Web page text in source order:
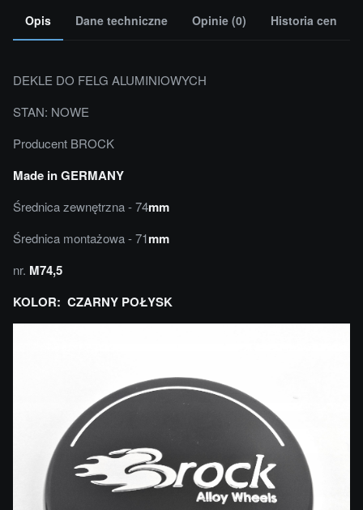
Opis Dane techniczne Opinie (0) Historia cen
DEKLE DO FELG ALUMINIOWYCH
STAN: NOWE
Producent BROCK
Made in GERMANY
Średnica zewnętrzna - 74mm
Średnica montażowa - 71mm
nr. M74,5
KOLOR: CZARNY POŁYSK